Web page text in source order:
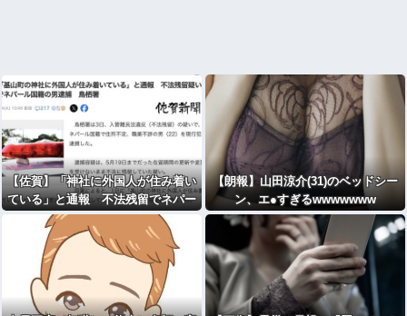
【佐賀】「神社に外国人が住み着い
ている」と通報 不法残留でネパー
ル国籍の男逮捕
【朗報】山田涼介(31)のベッドシー
ン、エ●すぎるwwwwwww